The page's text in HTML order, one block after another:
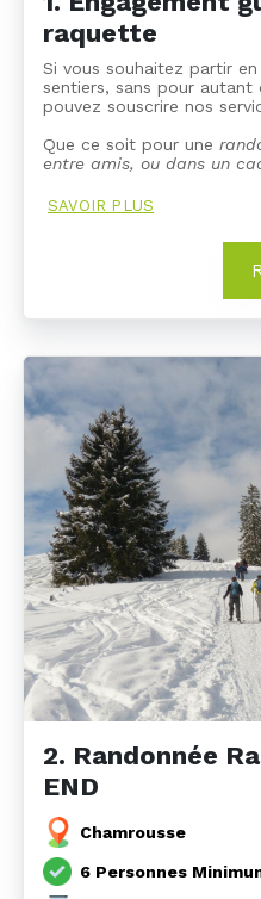
raquette
Si vous souhaitez partir
sentiers, sans pour autant
pouvez souscrire nos
Que ce soit pour une
entre amis, ou dans un
SAVOIR PLUS
2. Randonnée
END
Chamrousse
6 Personnes